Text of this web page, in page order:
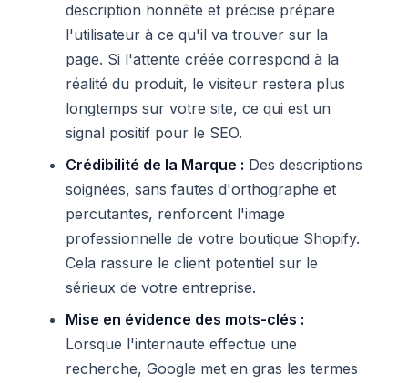
description honnête et précise prépare
l'utilisateur à ce qu'il va trouver sur la
page. Si l'attente créée correspond à la
réalité du produit, le visiteur restera plus
longtemps sur votre site, ce qui est un
signal positif pour le SEO.
Crédibilité de la Marque : Des descriptions
soignées, sans fautes d'orthographe et
percutantes, renforcent l'image
professionnelle de votre boutique Shopify.
Cela rassure le client potentiel sur le
sérieux de votre entreprise.
Mise en évidence des mots-clés :
Lorsque l'internaute effectue une
recherche, Google met en gras les termes